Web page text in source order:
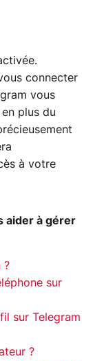
connecter
vous
plus du
à votre
aider à gérer
?
sur
sur Telegram
?